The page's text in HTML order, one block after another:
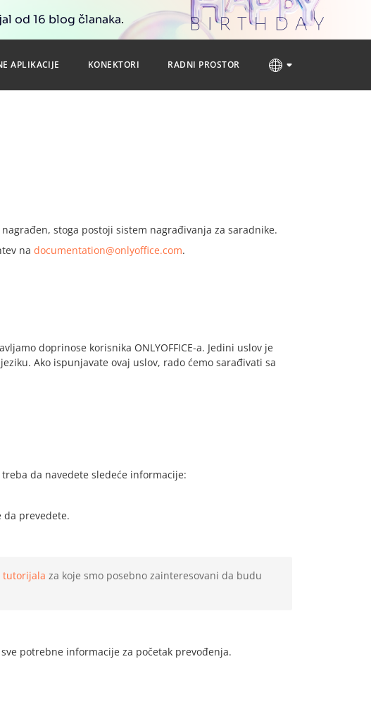
od 16 blog članaka.
APLIKACIJE KONEKTORI RADNI PROSTOR
stoga postoji sistem nagrađivanja za saradnike.
na documentation@onlyoffice.com.
doprinose korisnika ONLYOFFICE-a. Jedini uslov je
Ako ispunjavate ovaj uslov, rado ćemo sarađivati sa
treba da navedete sledeće informacije:
prevedete.
tutorijala za koje smo posebno zainteresovani da budu
potrebne informacije za početak prevođenja.